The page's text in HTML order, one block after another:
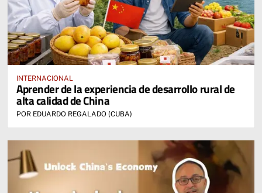
INTERNACIONAL
Aprender de la experiencia de desarrollo rural de
alta calidad de China
POR EDUARDO REGALADO (CUBA)